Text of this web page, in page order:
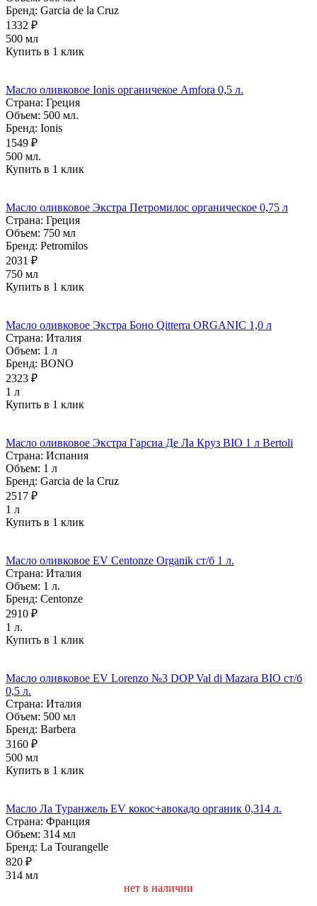
Бренд: Garcia de la Cruz
1332 ₽
500 мл
Купить в 1 клик
Масло оливковое Ionis органичекое Amfora 0,5 л.
Страна: Греция
Объем: 500 мл.
Бренд: Ionis
1549 ₽
500 мл.
Купить в 1 клик
Масло оливковое Экстра Петромилос органическое 0,75 л
Страна: Греция
Объем: 750 мл
Бренд: Petromilos
2031 ₽
750 мл
Купить в 1 клик
Масло оливковое Экстра Боно Qitterra ORGANIC 1,0 л
Страна: Италия
Объем: 1 л
Бренд: BONO
2323 ₽
1 л
Купить в 1 клик
Масло оливковое Экстра Гарсиа Де Ла Круз BIO 1 л Bertoli
Страна: Испания
Объем: 1 л
Бренд: Garcia de la Cruz
2517 ₽
1 л
Купить в 1 клик
Масло оливковое EV Centonze Organik ст/б 1 л.
Страна: Италия
Объем: 1 л.
Бренд: Centonze
2910 ₽
1 л.
Купить в 1 клик
Масло оливковое EV Lorenzo №3 DOP Val di Mazara BIO ст/б
0,5 л.
Страна: Италия
Объем: 500 мл
Бренд: Barbera
3160 ₽
500 мл
Купить в 1 клик
Масло Ла Туранжель EV кокос+авокадо органик 0,314 л.
Страна: Франция
Объем: 314 мл
Бренд: La Tourangelle
820 ₽
314 мл
нет в наличии